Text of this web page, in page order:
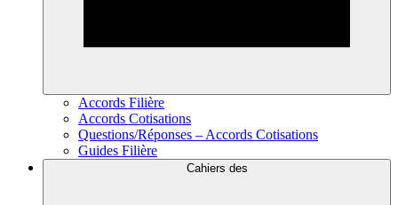
Accords Filière
Accords Cotisations
Questions/Réponses – Accords Cotisations
Guides Filière
Cahiers des